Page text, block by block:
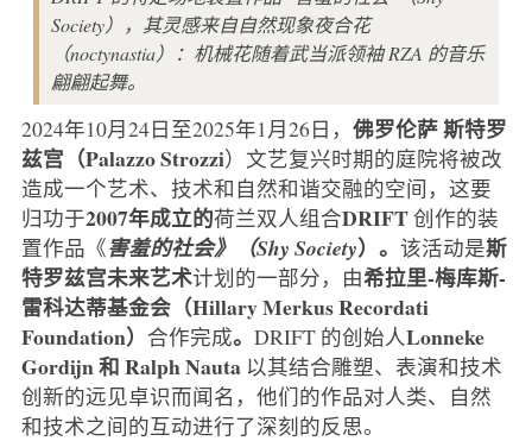
Society），其灵感来自自然现象夜合花
（noctynastia）：机械花随着武当派领袖 RZA 的音乐
翩翩起舞。
2024年10月24日至2025年1月26日， 佛罗伦萨斯特罗
兹宫（Palazzo Strozzi）文艺复兴时期的庭院将被改
造成一个艺术、技术和自然和谐交融的空间，这要
归功于2007年成立的荷兰双人组合DRIFT创作的装
置作品《害羞的社会》（Shy Society）。 该活动是斯
特罗兹宫未来艺术计划的一部分，由希拉里-梅库斯-
雷科达蒂基金会（Hillary Merkus Recordati
Foundation） 合作完成。 DRIFT 的创始人Lonneke
Gordijn 和 Ralph Nauta 以其结合雕塑、表演和技术
创新的远见卓识而闻名，他们的作品对人类、自然
和技术之间的互动进行了深刻的反思。